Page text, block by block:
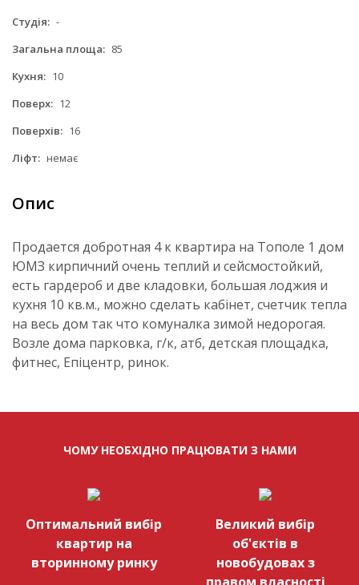
Студія: -
Загальна площа: 85
Кухня: 10
Поверх: 12
Поверхів: 16
Ліфт: немає
Опис
Продается добротная 4 к квартира на Тополе 1 дом
ЮМЗ кирпичний очень теплий и сейсмостойкий,
есть гардероб и две кладовки, большая лоджия и
кухня 10 кв.м., можно сделать кабінет, счетчик тепла
на весь дом так что комуналка зимой недорогая.
Возле дома парковка, г/к, атб, детская площадка,
фитнес, Епіцентр, ринок.
ЧОМУ НЕОБХІДНО ПРАЦЮВАТИ З НАМИ
Оптимальний вибір
квартир на
вторинному ринку
Великий вибір
об'єктів в
новобудовах з